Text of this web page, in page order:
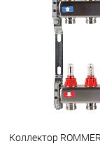
Купить в 1 клик
В избранное
Коллектор